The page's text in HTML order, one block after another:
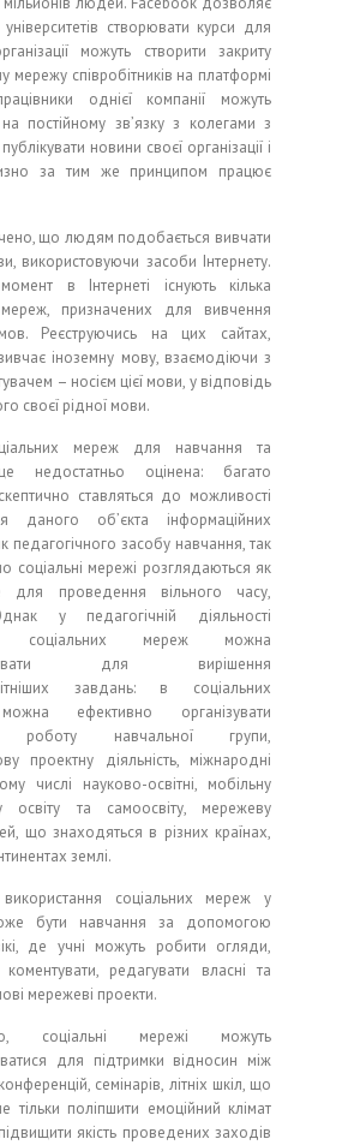
створювати курси для
можуть створити закриту
мережу співробітників на платформі
однієї компанії можуть
постійному зв’язку з колегами з
новини своєї організації і
за тим же принципом працює
що людям подобається вивчати
використовуючи засоби Інтернету.
в Інтернеті існують кілька
мереж, призначених для вивчення
Реєструючись на цих сайтах,
іноземну мову, взаємодіючи з
– носієм цієї мови, у відповідь
своєї рідної мови.
мереж для навчання та
недостатньо оцінена: багато
ставляться до можливості
даного об’єкта інформаційних
педагогічного засобу навчання, так
соціальні мережі розглядаються як
для проведення вільного часу,
у педагогічній діяльності
соціальних мереж можна
для вирішення
завдань: в соціальних
ефективно організувати
роботу навчальної групи,
проектну діяльність, міжнародні
числі науково-освітні, мобільну
освіту та самоосвіту, мережеву
що знаходяться в різних країнах,
землі.
соціальних мереж у
бути навчання за допомогою
де учні можуть робити огляди,
коментувати, редагувати власні та
мережеві проекти.
соціальні мережі можуть
для підтримки відносин між
семінарів, літніх шкіл, що
тільки поліпшити емоційний клімат
якість проведених заходів